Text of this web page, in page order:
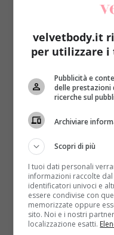
poiché ricco di
neutralizzare
Quello nero, invece,
pesce e ifrutti di
a contrastare gli
Particolarmente
crostacei
astaxantina, che
sgombroche
ne migliorano
e screpolature.
velvetbody.it
per utilizzare i
Pubblicità e
delle prestazioni
ricerche sul
Archiviare
Scopri di più
I tuoi dati personali
informazioni raccolte
identificatori univoci e
essere condivise con
memorizzate oppure
sito. Noi e i nostri
localizzazione esatti.